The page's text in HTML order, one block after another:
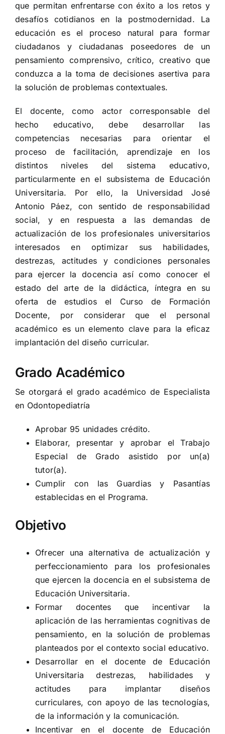
que permitan enfrentarse con éxito a los retos y
desafíos cotidianos en la postmodernidad. La
educación es el proceso natural para formar
ciudadanos y ciudadanas poseedores de un
pensamiento comprensivo, crítico, creativo que
conduzca a la toma de decisiones asertiva para
la solución de problemas contextuales.
El docente, como actor corresponsable del
hecho educativo, debe desarrollar las
competencias necesarias para orientar el
proceso de facilitación, aprendizaje en los
distintos niveles del sistema educativo,
particularmente en el subsistema de Educación
Universitaria. Por ello, la Universidad José
Antonio Páez, con sentido de responsabilidad
social, y en respuesta a las demandas de
actualización de los profesionales universitarios
interesados en optimizar sus habilidades,
destrezas, actitudes y condiciones personales
para ejercer la docencia así como conocer el
estado del arte de la didáctica, íntegra en su
oferta de estudios el Curso de Formación
Docente, por considerar que el personal
académico es un elemento clave para la eficaz
implantación del diseño curricular.
Grado Académico
Se otorgará el grado académico de Especialista
en Odontopediatría
Aprobar 95 unidades crédito.
Elaborar, presentar y aprobar el Trabajo
Especial de Grado asistido por un(a)
tutor(a).
Cumplir con las Guardias y Pasantías
establecidas en el Programa.
Objetivo
Ofrecer una alternativa de actualización y
perfeccionamiento para los profesionales
que ejercen la docencia en el subsistema de
Educación Universitaria.
Formar docentes que incentivar la
aplicación de las herramientas cognitivas de
pensamiento, en la solución de problemas
planteados por el contexto social educativo.
Desarrollar en el docente de Educación
Universitaria destrezas, habilidades y
actitudes para implantar diseños
curriculares, con apoyo de las tecnologías,
de la información y la comunicación.
Incentivar en el docente de Educación